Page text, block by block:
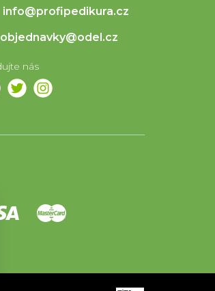
info@profipedikura.cz
objednavky@odel.cz